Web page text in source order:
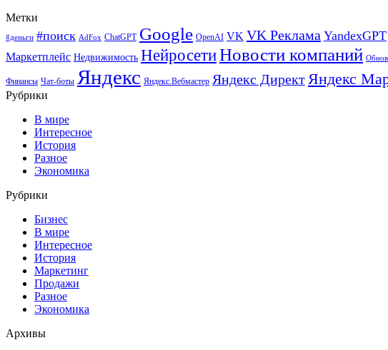
Метки
#деньги #поиск AdFox ChatGPT Google OpenAI VK VK Реклама YandexGPT
Маркетплейс Недвижимость НейросетиНовости компаний
Финансы Чат-боты Яндекс Яндекс.Вебмастер Яндекс Директ Яндекс
Рубрики
В мире
Интересное
История
Разное
Экономика
Рубрики
Бизнес
В мире
Интересное
История
Маркетинг
Продажи
Разное
Экономика
Архивы